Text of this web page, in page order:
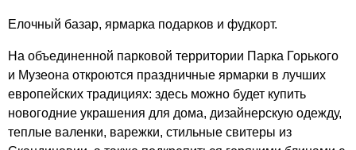
Елочный базар, ярмарка подарков и фудкорт.
На объединенной парковой территории Парка Горького
и Музеона откроются праздничные ярмарки в лучших
европейских традициях: здесь можно будет купить
новогодние украшения для дома, дизайнерскую одежду,
теплые валенки, варежки, стильные свитеры из